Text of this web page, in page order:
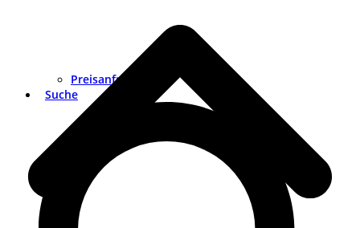
Preisanfrage
Suche